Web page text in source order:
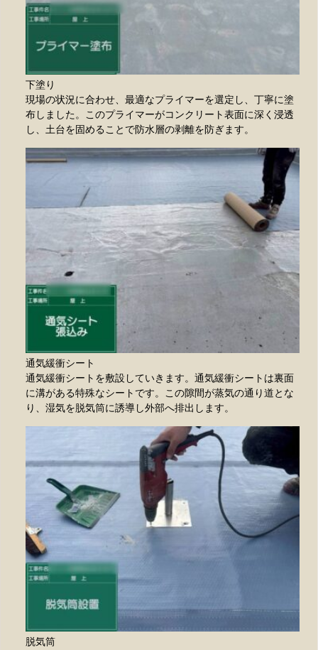
下塗り
現場の状況に合わせ、最適なプライマーを選定し、丁寧に塗
布しました。このプライマーがコンクリート表面に深く浸透
し、土台を固めることで防水層の剥離を防ぎます。
通気緩衝シート
通気緩衝シートを敷設していきます。通気緩衝シートは裏面
に溝がある特殊なシートです。この隙間が蒸気の通り道とな
り、湿気を脱気筒に誘導し外部へ排出します。
脱気筒